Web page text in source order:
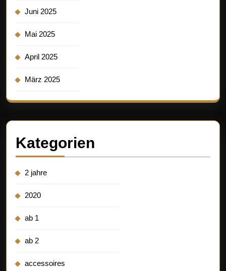
Juni 2025
Mai 2025
April 2025
März 2025
Kategorien
2 jahre
2020
ab 1
ab 2
accessoires